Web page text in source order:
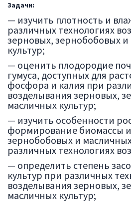
Задачи:
— изучить плотность и
различных технологиях
зерновых, зернобобовых
культур;
— оценить плодородие
гумуса, доступных для
фосфора и калия при
возделывания зерновых,
масличных культур;
— изучить особенности
формирование биомассы
зернобобовых и
различных технологиях
— определить степень
культур при различных
возделывания зерновых,
масличных культур;